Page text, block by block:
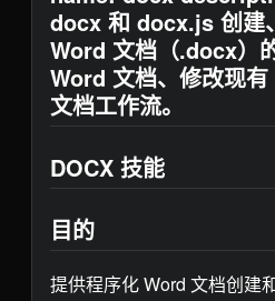
docx 和 docx.js 创建
Word 文档（.docx）
Word 文档、修改现
文档工作流。
DOCX 技能
目的
提供程序化 Word 文档创建